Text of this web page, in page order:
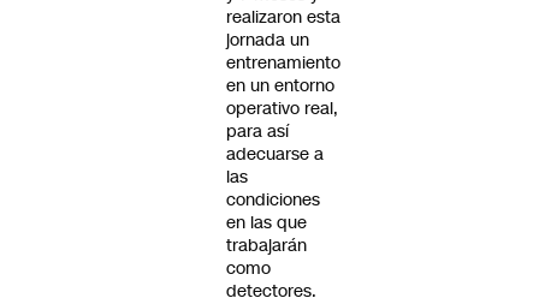
realizaron esta
jornada un
entrenamiento
en un entorno
operativo real,
para así
adecuarse a
las
condiciones
en las que
trabajarán
como
detectores.